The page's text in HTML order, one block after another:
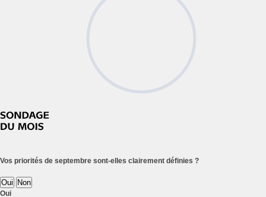
Vos priorités de septembre sont-elles clairement définies ?
Oui Non
Oui